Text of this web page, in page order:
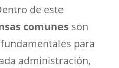
de este
comunesson
para
administración,